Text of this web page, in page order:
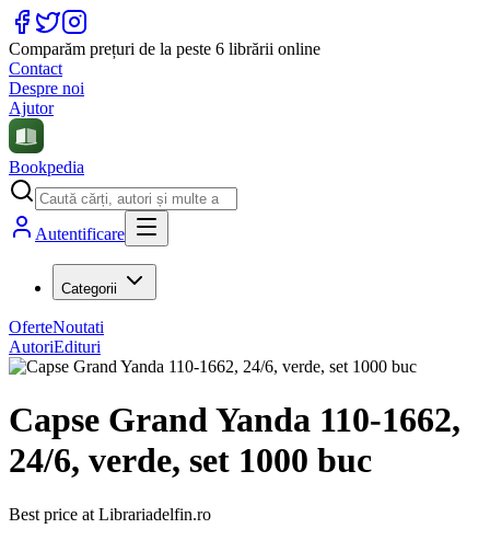
Comparăm prețuri de la peste 6 librării online
Contact
Despre noi
Ajutor
Bookpedia
Autentificare
Categorii
OferteNoutati
AutoriEdituri
Capse Grand Yanda 110-1662,
24/6, verde, set 1000 buc
Best price at Librariadelfin.ro